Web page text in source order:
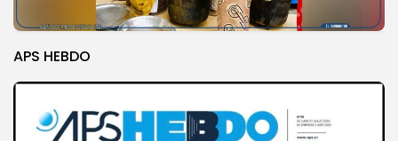
APS HEBDO